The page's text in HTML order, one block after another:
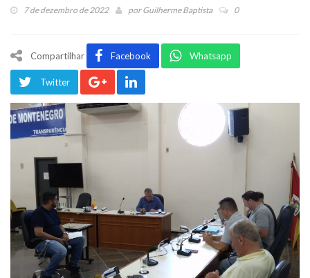
7 de dezembro de 2022 porGuilherme Baptista 0
Compartilhar Facebook Whatsapp
Twitter